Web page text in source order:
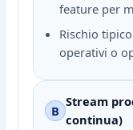
feature per
Rischio
operativi o
B
Stream
continua)